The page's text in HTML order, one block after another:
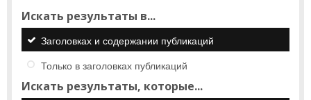
Искать результаты в...
Заголовках и содержании публикаций
Только в заголовках публикаций
Искать результаты, которые...